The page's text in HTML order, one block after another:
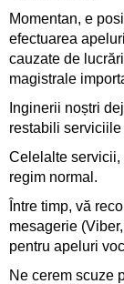
Momentan, e
efectuarea
cauzate de
magistrale
Inginerii noștri
restabili
Celelalte servicii,
regim normal.
Între timp, vă
mesagerie
pentru apeluri
Ne cerem scuze